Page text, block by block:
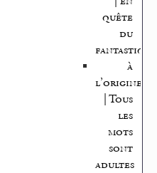
quête
du
fantastique
à
l’origine
| Tous
les
mots
sont
adultes